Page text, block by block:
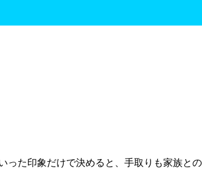
った印象だけで決めると、手取りも家族との